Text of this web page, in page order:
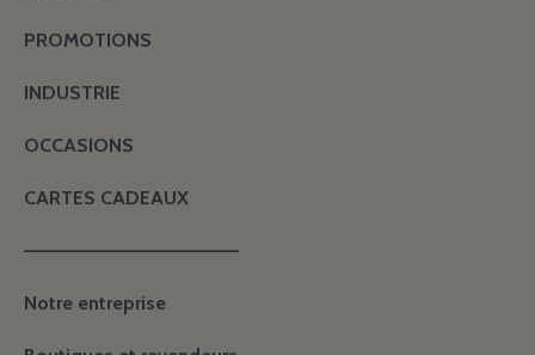
PROMOTIONS
INDUSTRIE
OCCASIONS
CARTES CADEAUX
———————————————
Notre entreprise